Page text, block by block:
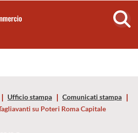
Ufficio stampa
Comunicati stampa
su Poteri Roma Capitale